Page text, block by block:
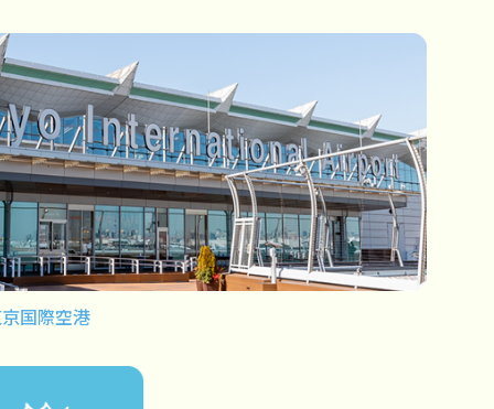
国際空港